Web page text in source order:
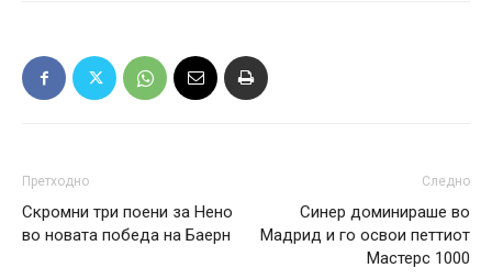
Претходно
Скромни три поени за Нено
во новата победа на Баерн
Следно
Синер доминираше во
Мадрид и го освои петтиот
Мастерс 1000